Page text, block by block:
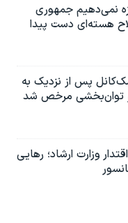
نمی‌دهیم جمهوری
هسته‌ای دست پیدا
پس از نزدیک به
توان‌بخشی مرخص شد
وزارت ارشاد؛ رهایی